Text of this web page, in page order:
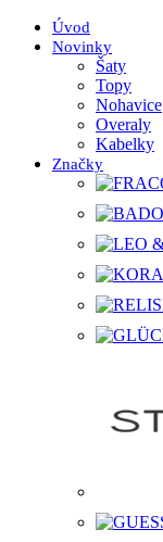
Úvod
Novinky
Šaty
Topy
Nohavice
Overaly
Kabelky
Značky